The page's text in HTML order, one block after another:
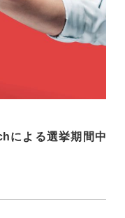
による選挙期間中